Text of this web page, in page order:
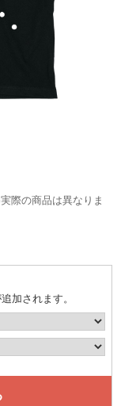
際の商品は異なりま
加されます。